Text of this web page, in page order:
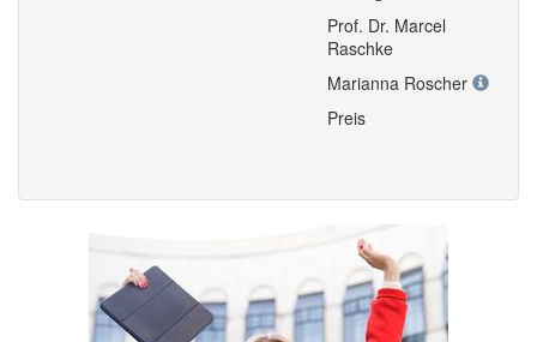
Prof. Dr. Marcel
Raschke
Marianna Roscher
Preis